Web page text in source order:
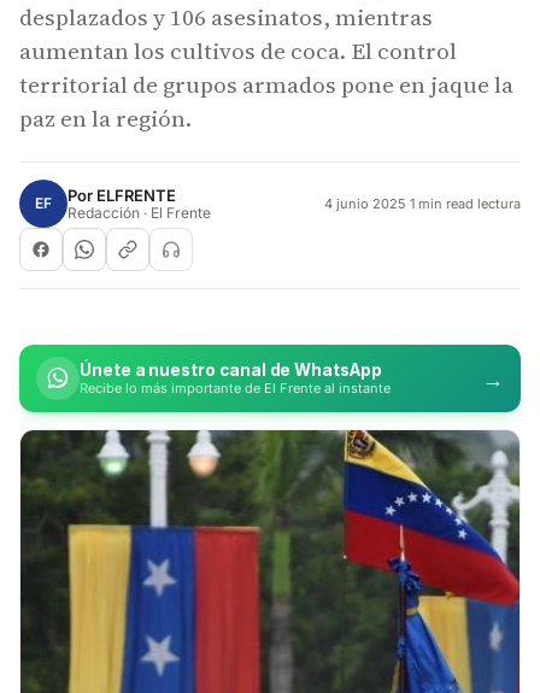
desplazados y 106 asesinatos, mientras
aumentan los cultivos de coca. El control
territorial de grupos armados pone en jaque la
paz en la región.
EF Por ELFRENTE
Redacción · El Frente 4 junio 2025·1 min read lectura
Únete a nuestro canal de WhatsApp
Recibe lo más importante de El Frente al instante →